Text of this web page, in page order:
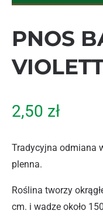
PNOS
2,50 zł
Tradycyjna odmiana
plenna.
Roślina tworzy
cm. i wadze około